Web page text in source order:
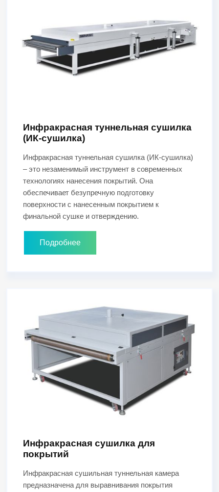
Инфракрасная туннельная сушилка
(ИК-сушилка)
Инфракрасная туннельная сушилка (ИК-сушилка)
– это незаменимый инструмент в современных
технологиях нанесения покрытий. Она
обеспечивает безупречную подготовку
поверхности с нанесенным покрытием к
финальной сушке и отверждению.
Подробнее
Инфракрасная сушилка для
покрытий
Инфракрасная сушильная туннельная камера
предназначена для выравнивания покрытия